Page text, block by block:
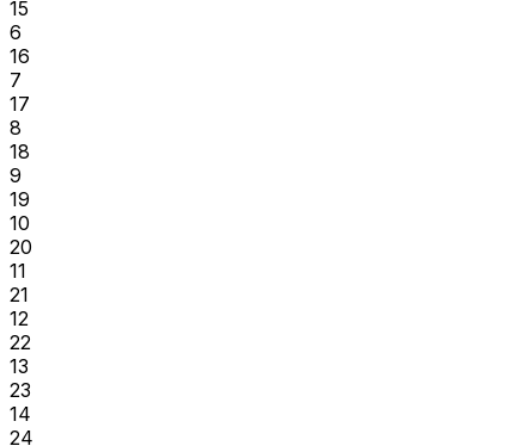
15
6
16
7
17
8
18
9
19
10
20
11
21
12
22
13
23
14
24